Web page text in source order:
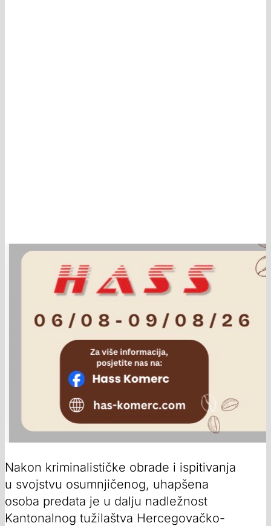
Nakon kriminalističke obrade i ispitivanja
u svojstvu osumnjičenog, uhapšena
osoba predata je u dalju nadležnost
Kantonalnog tužilaštva Hercegovačko-